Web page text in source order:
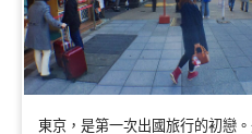
東京，是第一次出國旅行的初戀